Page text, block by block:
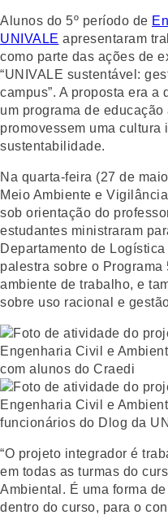
Alunos do 5º período de
UNIVALE apresentaram
como parte das ações de
“UNIVALE sustentável:
campus”. A proposta era
um programa de
promovessem uma
sustentabilidade.
Na quarta-feira (27 de
Meio Ambiente e
sob orientação do
estudantes ministraram
Departamento de
palestra sobre o
ambiente de trabalho, e
sobre uso racional e
“O projeto integrador é
em todas as turmas do
Ambiental. É uma forma
dentro do curso, para o